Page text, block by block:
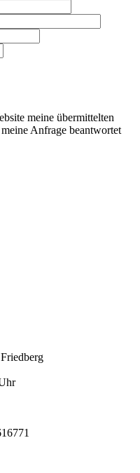
meine übermittelten
Anfrage beantwortet